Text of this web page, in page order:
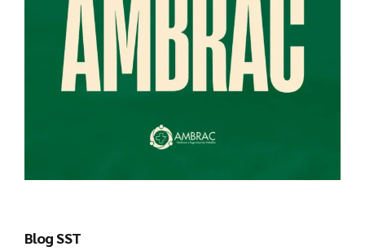
Blog SST